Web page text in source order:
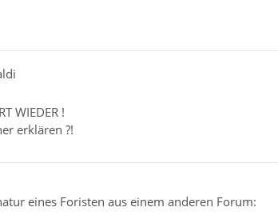
WIEDER !
erklären ?!
eines Foristen aus einem anderen Forum: